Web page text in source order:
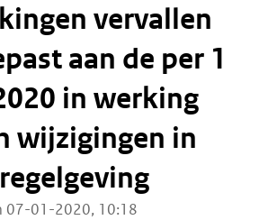
vervallen
aan de per 1
in werking
wijzigingen in
07-01-2020, 10:18